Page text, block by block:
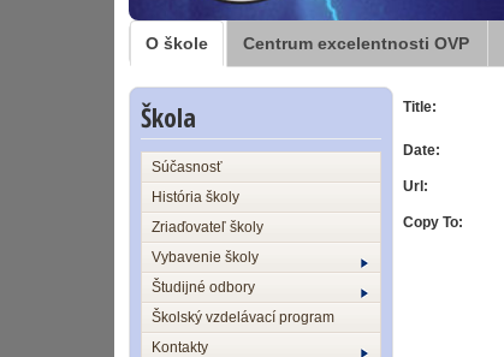
O škole Centrum excelentnosti OVP
Škola
Súčasnosť
História školy
Zriaďovateľ školy
Vybavenie školy
Študijné odbory
Školský vzdelávací program
Kontakty
Title:
Date:
Url:
Copy To: